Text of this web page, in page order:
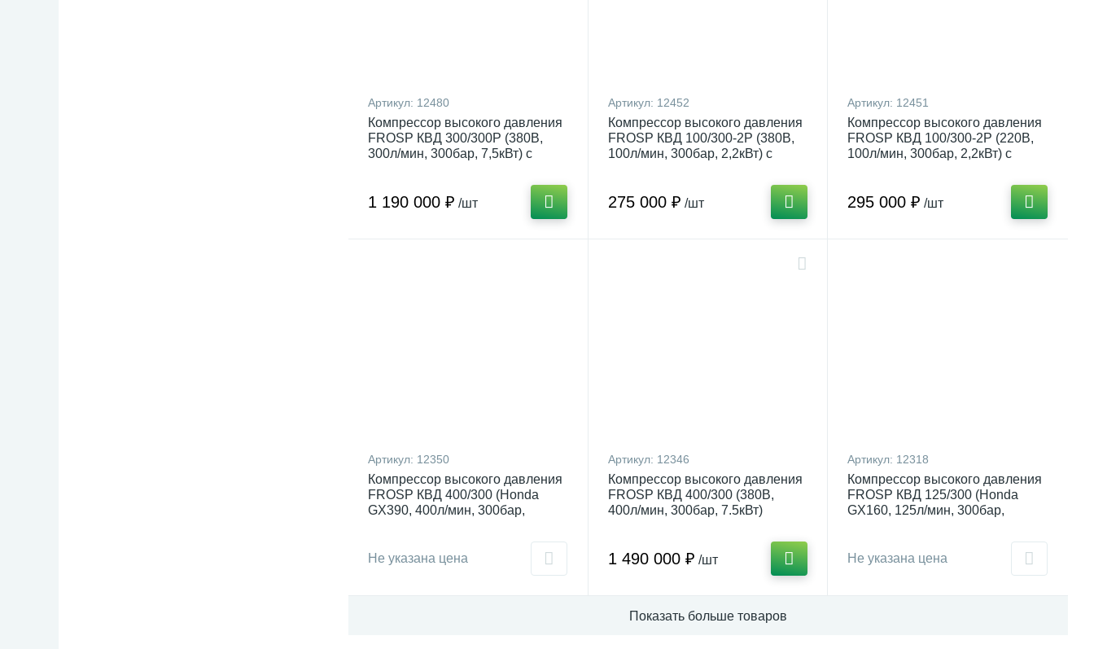
Артикул: 12480
Компрессор высокого давления
FROSP КВД 300/300Р (380В,
300л/мин, 300бар, 7,5кВт) с
1 190 000 ₽ /шт
Артикул: 12452
Компрессор высокого давления
FROSP КВД 100/300-2Р (380В,
100л/мин, 300бар, 2,2кВт) с
275 000 ₽ /шт
Артикул: 12451
Компрессор высокого давления
FROSP КВД 100/300-2Р (220В,
100л/мин, 300бар, 2,2кВт) с
295 000 ₽ /шт
Артикул: 12350
Компрессор высокого давления
FROSP КВД 400/300 (Honda
GX390, 400л/мин, 300бар,
Не указана цена
Артикул: 12346
Компрессор высокого давления
FROSP КВД 400/300 (380В,
400л/мин, 300бар, 7.5кВт)
1 490 000 ₽ /шт
Артикул: 12318
Компрессор высокого давления
FROSP КВД 125/300 (Honda
GX160, 125л/мин, 300бар,
Не указана цена
Показать больше товаров